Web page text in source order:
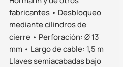
fabricantes • Desbloqueo
mediante cilindros de
cierre • Perforación: Ø 13
mm • Largo de cable: 1,5 m
Llaves semiacabadas bajo